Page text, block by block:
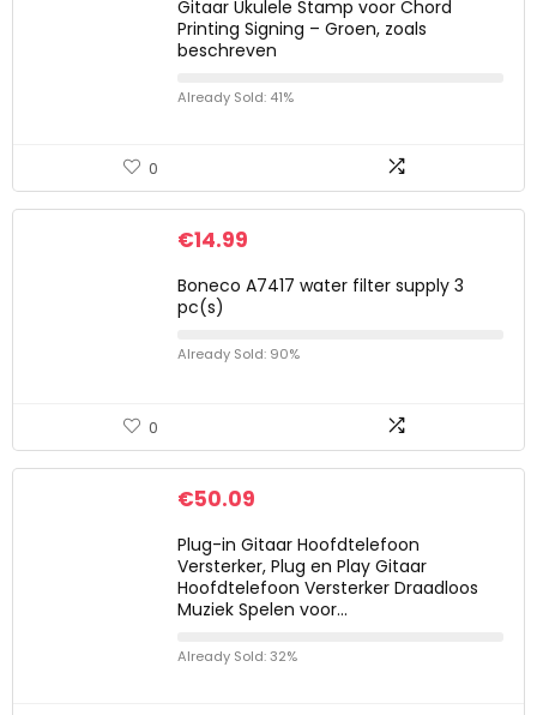
Gitaar Ukulele Stamp voor Chord
Printing Signing – Groen, zoals
beschreven
Already Sold: 41%
0
€14.99
Boneco A7417 water filter supply 3
pc(s)
Already Sold: 90%
0
€50.09
Plug-in Gitaar Hoofdtelefoon
Versterker, Plug en Play Gitaar
Hoofdtelefoon Versterker Draadloos
Muziek Spelen voor…
Already Sold: 32%